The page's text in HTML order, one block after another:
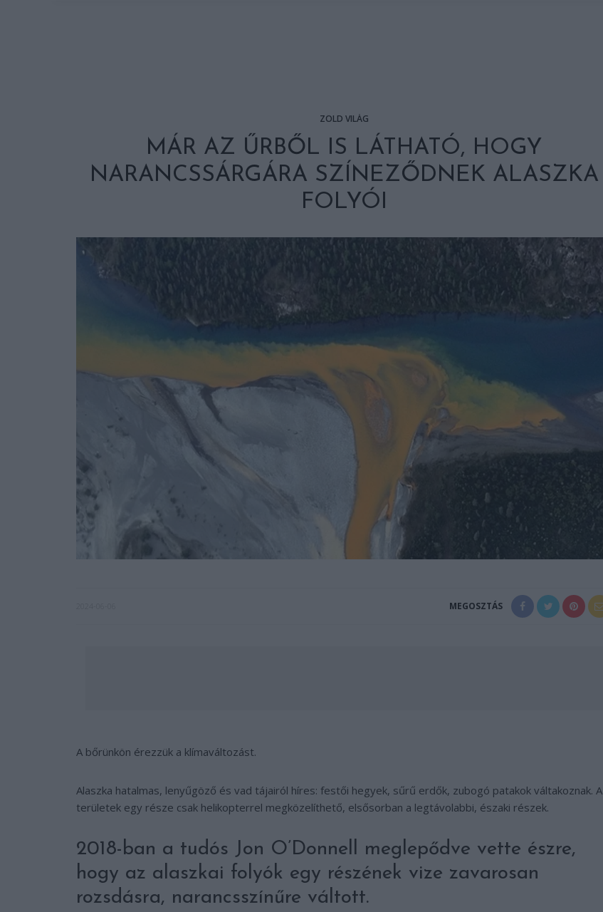
ZÖLD VILÁG
MÁR AZ ŰRBŐL IS LÁTHATÓ, HOGY
NARANCSSÁRGÁRA SZÍNEZŐDNEK ALASZKA
FOLYÓI
MEGOSZTÁS
A bőrünkön érezzük a klímaváltozást.
Alaszka hatalmas, lenyűgöző és vad tájairól híres: festői hegyek, sűrű erdők, zubogó patakok váltakoznak. A
területek egy része csak helikopterrel megközelíthető, elsősorban a legtávolabbi, északi részek.
2018-ban a tudós Jon O’Donnell meglepődve vette észre,
hogy az alaszkai folyók egy részének vize zavarosan
rozsdásra, narancsszínűre váltott.